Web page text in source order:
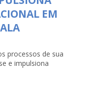
EM
processos de sua
e impulsiona